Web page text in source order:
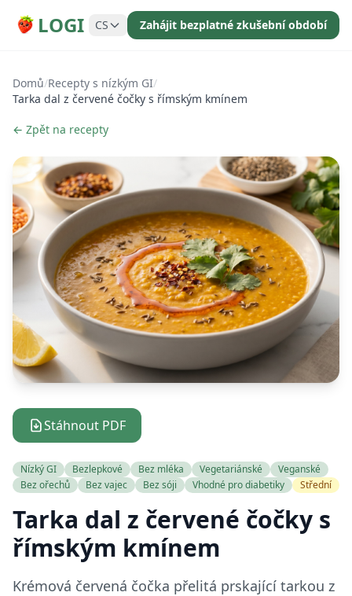
LOGI CS Zahájit bezplatné zkušební období
Domů/Recepty s nízkým GI/
Tarka dal z červené čočky s římským kmínem
← Zpět na recepty
Stáhnout PDF
Nízký GI Bezlepkové Bez mléka Vegetariánské
Veganské
Bez ořechů
Bez vajec Bez sóji Vhodné pro diabetiky Střední
Tarka dal z červené čočky s
římským kmínem
Krémová červená čočka přelitá prskající tarkou z